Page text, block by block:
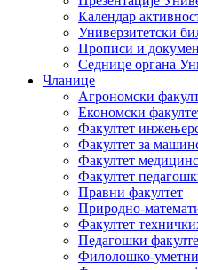
Календар
Универзитетски
Прописи и
Седнице органа
Чланице
Агрономски
Економски
Факултет
Факултет за
Факултет
Факултет
Правни факултет
Природно-
Факултет
Педагошки
Филолошко-